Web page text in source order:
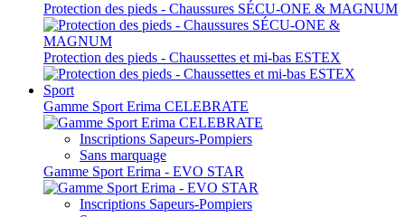
Protection des pieds - Chaussures SÉCU-ONE & MAGNUM
Protection des pieds - Chaussettes et mi-bas ESTEX
Sport
Gamme Sport Erima CELEBRATE
Inscriptions Sapeurs-Pompiers
Sans marquage
Gamme Sport Erima - EVO STAR
Inscriptions Sapeurs-Pompiers